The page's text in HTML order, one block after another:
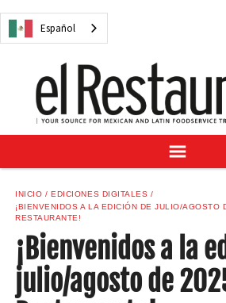
Español
NOTICIAS
RECETAS
GUÍA DEL COMPRADOR
SUSCRÍBASE A
CENTRO DE MUESTRAS
VINO/LICOR MEXICANO
INICIO
EDICIONES DIGITALES
¡BIENVENIDOS A LA EDICIÓN DE JULIO/AGOSTO
RESTAURANTE!
¡Bienvenidos a la
julio/agosto de